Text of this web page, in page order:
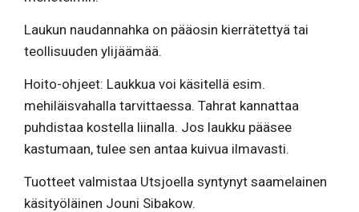
Laukun naudannahka on pääosin kierrätettyä tai
teollisuuden ylijäämää.
Hoito-ohjeet: Laukkua voi käsitellä esim.
mehiläisvahalla tarvittaessa. Tahrat kannattaa
puhdistaa kostella liinalla. Jos laukku pääsee
kastumaan, tulee sen antaa kuivua ilmavasti.
Tuotteet valmistaa Utsjoella syntynyt saamelainen
käsityöläinen Jouni Sibakow.